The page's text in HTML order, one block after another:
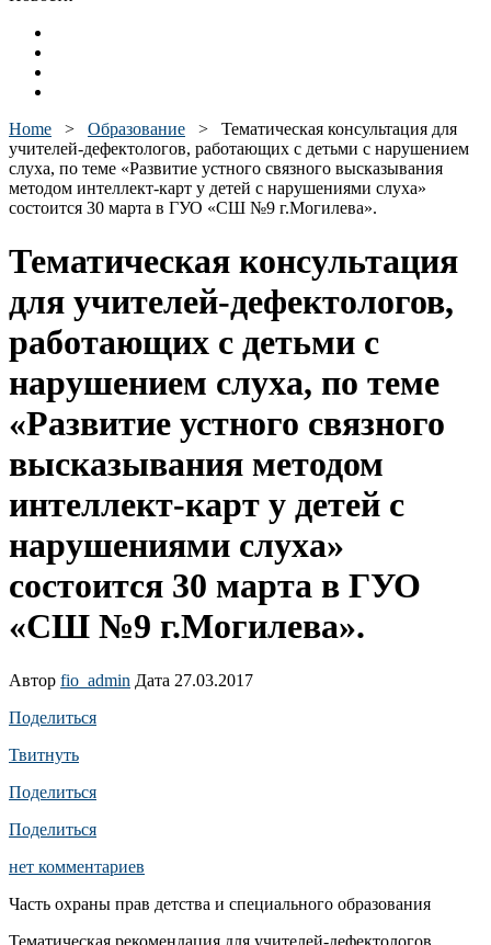
Home > Образование > Тематическая консультация для
учителей-дефектологов, работающих с детьми с нарушением
слуха, по теме «Развитие устного связного высказывания
методом интеллект-карт у детей с нарушениями слуха»
состоится 30 марта в ГУО «СШ №9 г.Могилева».
Тематическая консультация
для учителей-дефектологов,
работающих с детьми с
нарушением слуха, по теме
«Развитие устного связного
высказывания методом
интеллект-карт у детей с
нарушениями слуха»
состоится 30 марта в ГУО
«СШ №9 г.Могилева».
Автор fio_admin Дата 27.03.2017
Поделиться
Твитнуть
Поделиться
Поделиться
нет комментариев
Часть охраны прав детства и специального образования
Тематическая рекомендация для учителей-дефектологов,